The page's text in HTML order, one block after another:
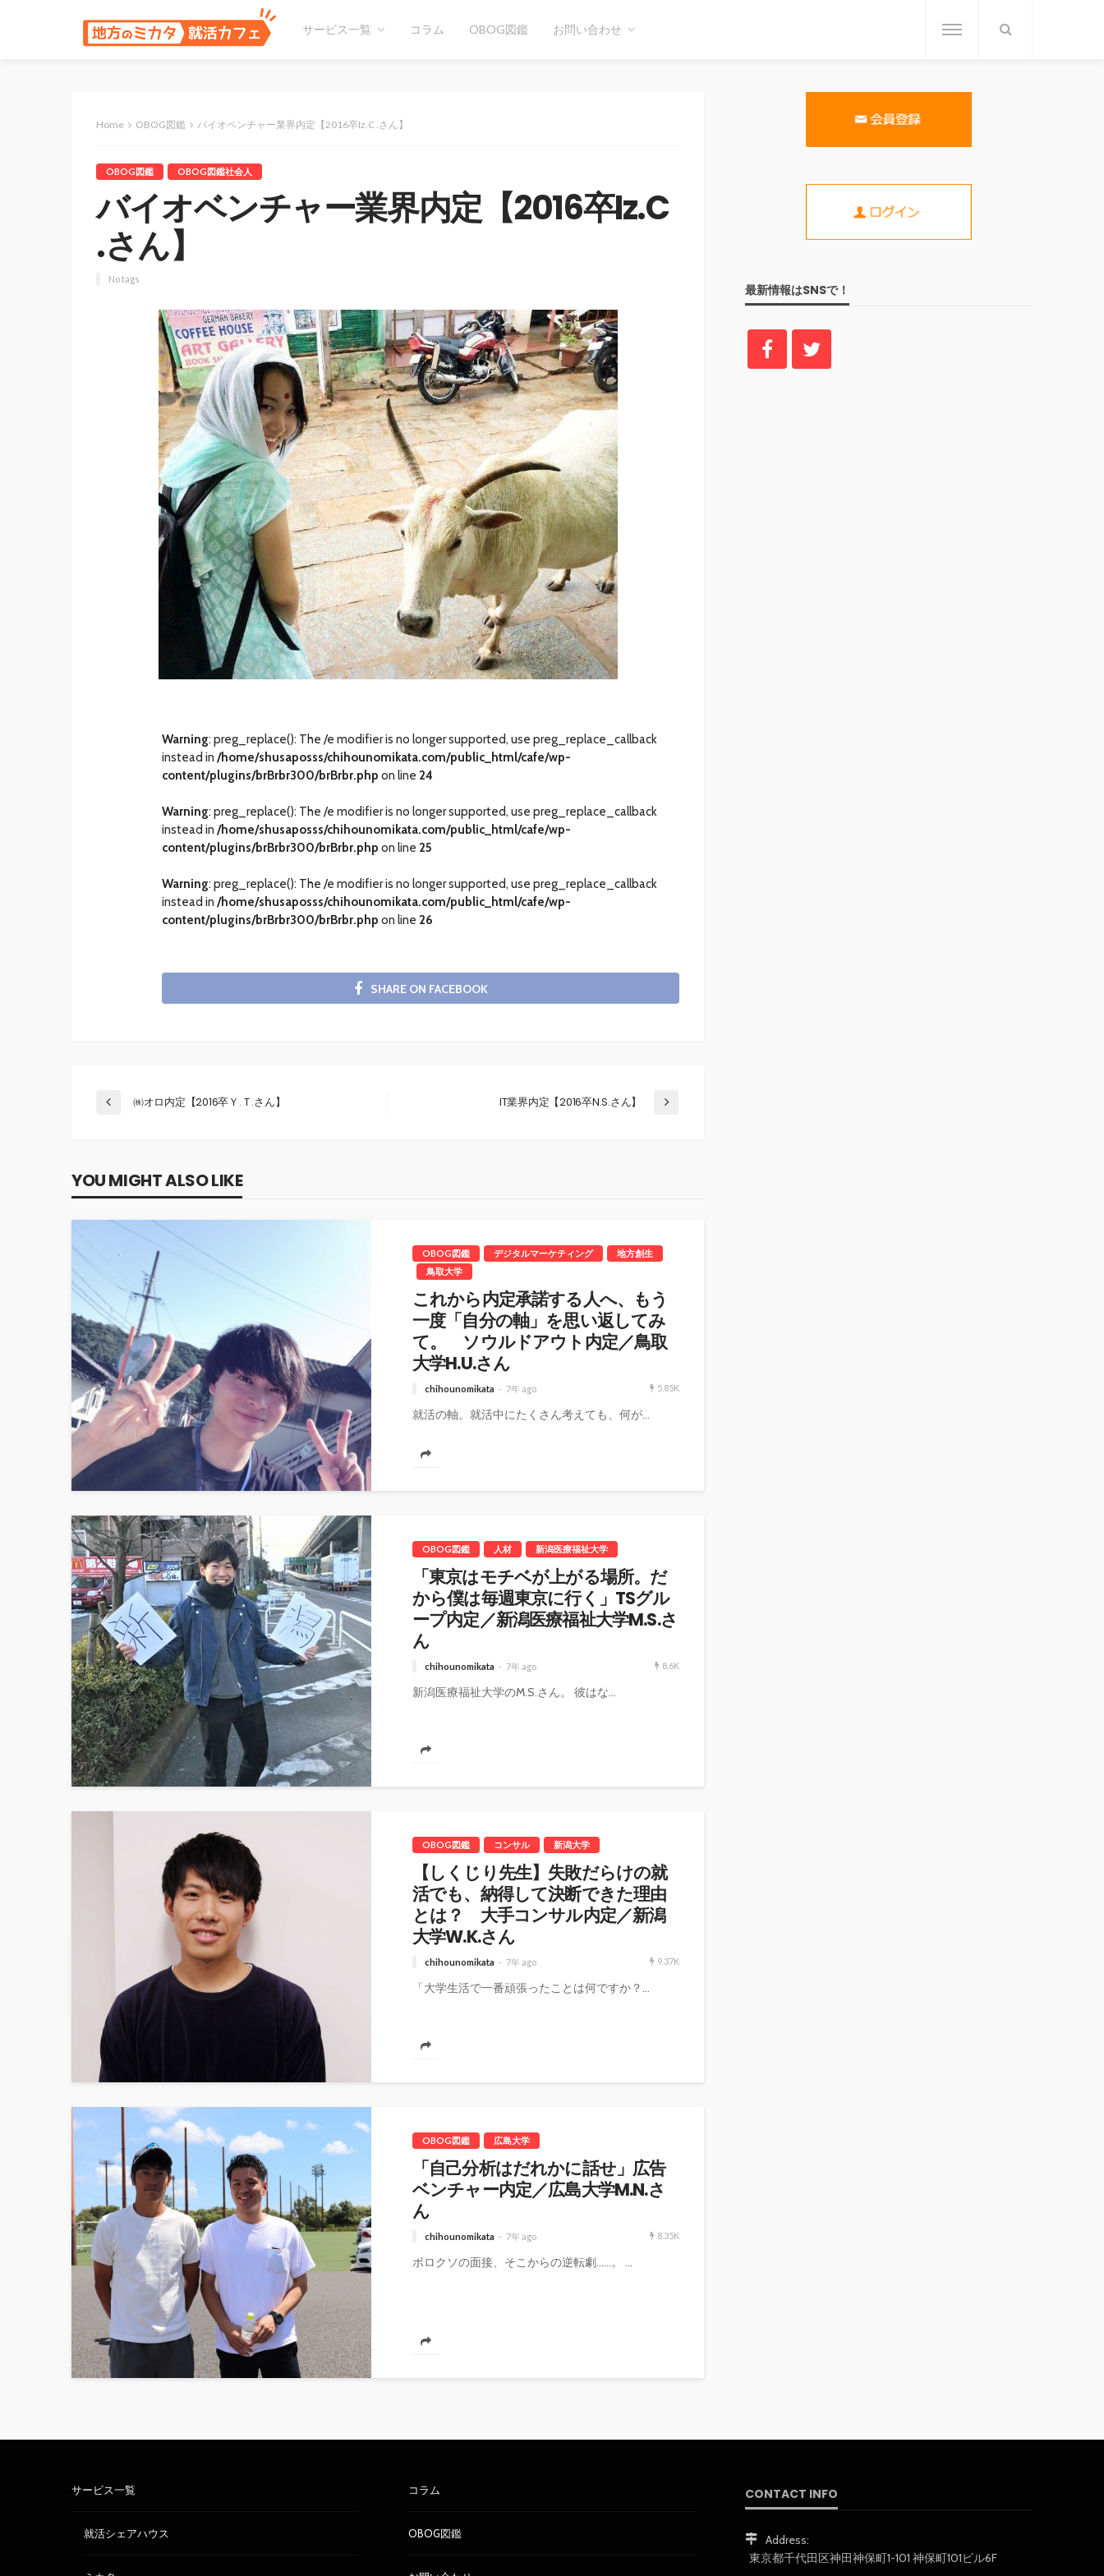
サービス一覧 コラム OBOG図鑑 お問い合わせ
Home OBOG図鑑 バイオベンチャー業界内定【2016卒Iz.C .さん】
OBOG図鑑 OBOG図鑑社会人
バイオベンチャー業界内定【2016卒Iz.C
.さん】
No tags
Warning: preg_replace(): The /e modifier is no longer supported, use preg_replace_callback
instead in /home/shusaposss/chihounomikata.com/public_html/cafe/wp-
content/plugins/brBrbr300/brBrbr.php on line 24
Warning: preg_replace(): The /e modifier is no longer supported, use preg_replace_callback
instead in /home/shusaposss/chihounomikata.com/public_html/cafe/wp-
content/plugins/brBrbr300/brBrbr.php on line 25
Warning: preg_replace(): The /e modifier is no longer supported, use preg_replace_callback
instead in /home/shusaposss/chihounomikata.com/public_html/cafe/wp-
content/plugins/brBrbr300/brBrbr.php on line 26
SHARE ON FACEBOOK
㈱オロ内定【2016卒Ｙ.Ｔ.さん】 IT業界内定【2016卒N.S.さん】
YOU MIGHT ALSO LIKE
OBOG図鑑 デジタルマーケティング
地方創生
鳥取大学
これから内定承諾する人へ、もう
一度「自分の軸」を思い返してみ
て。 ソウルドアウト内定／鳥取
大学H.U.さん
chihounomikata 7年 ago 5.85K
就活の軸。就活中にたくさん考えても、何が...
OBOG図鑑 人材 新潟医療福祉大学
「東京はモチベが上がる場所。だ
から僕は毎週東京に行く」TSグル
ープ内定／新潟医療福祉大学M.S.さ
ん
chihounomikata 7年 ago 8.6K
新潟医療福祉大学のM.S.さん。 彼はな...
OBOG図鑑 コンサル 新潟大学
【しくじり先生】失敗だらけの就
活でも、納得して決断できた理由
とは？ 大手コンサル内定／新潟
大学W.K.さん
chihounomikata 7年 ago 9.37K
「大学生活で一番頑張ったことは何ですか？...
OBOG図鑑 広島大学
「自己分析はだれかに話せ」広告
ベンチャー内定／広島大学M.N.さ
ん
chihounomikata 7年 ago 8.35K
ボロクソの面接、そこからの逆転劇……。 ...
最新情報はSNSで！
サービス一覧
就活シェアハウス
コラム
OBOG図鑑
CONTACT INFO
Address:
東京都千代田区神田神保町1-101 神保町101ビル6F